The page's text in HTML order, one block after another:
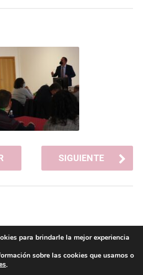
SIGUIENTE
POLÍTICA DE PRIVACIDAD
para brindarle la mejor experiencia
sobre las cookies que usamos o
.